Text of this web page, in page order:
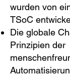
wurden von
TSoC
Die globale
Prinzipien der